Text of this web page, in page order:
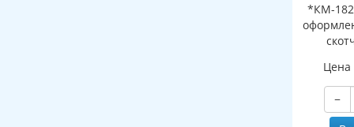
*КМ-
Цена
−